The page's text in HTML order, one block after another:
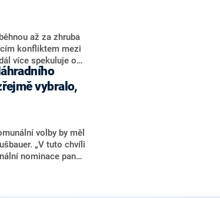
pro lidská
„svoloč“ na
Decroix se také
či promluvila o
až za zhruba
konfliktem mezi
více spekuluje o
vyslat současná
znovu vytahují
Jak moc je
volbách 2028
2023?
vybralo,
volby by měl
„V tuto chvíli
nominace pana
uvedl pro
ANO Martin
jako o